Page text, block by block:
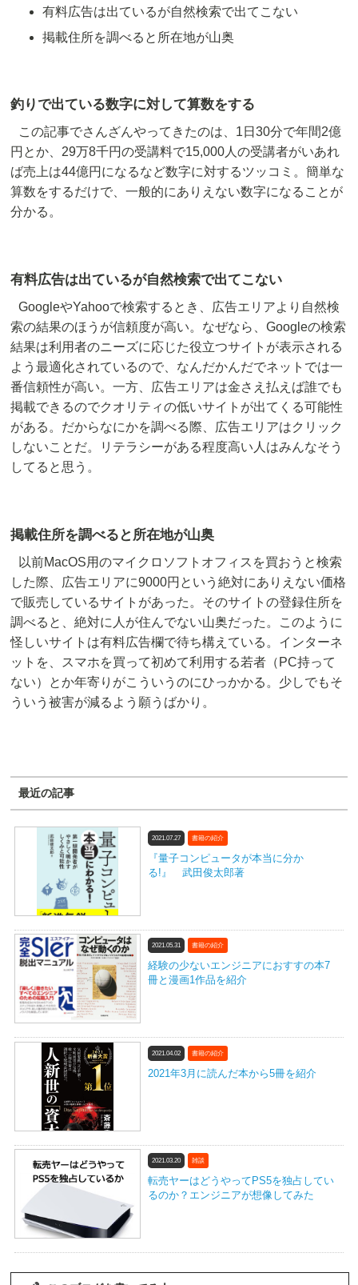
有料広告は出ているが自然検索で出てこない
掲載住所を調べると所在地が山奥
釣りで出ている数字に対して算数をする
この記事でさんざんやってきたのは、1日30分で年間2億
円とか、29万8千円の受講料で15,000人の受講者がいあれ
ば売上は44億円になるなど数字に対するツッコミ。簡単な
算数をするだけで、一般的にありえない数字になることが
分かる。
有料広告は出ているが自然検索で出てこない
GoogleやYahooで検索するとき、広告エリアより自然検
索の結果のほうが信頼度が高い。なぜなら、Googleの検索
結果は利用者のニーズに応じた役立つサイトが表示される
よう最適化されているので、なんだかんだでネットでは一
番信頼性が高い。一方、広告エリアは金さえ払えば誰でも
掲載できるのでクオリティの低いサイトが出てくる可能性
がある。だからなにかを調べる際、広告エリアはクリック
しないことだ。リテラシーがある程度高い人はみんなそう
してると思う。
掲載住所を調べると所在地が山奥
以前MacOS用のマイクロソフトオフィスを買おうと検索
した際、広告エリアに9000円という絶対にありえない価格
で販売しているサイトがあった。そのサイトの登録住所を
調べると、絶対に人が住んでない山奥だった。このように
怪しいサイトは有料広告欄で待ち構えている。インターネ
ットを、スマホを買って初めて利用する若者（PC持って
ない）とか年寄りがこういうのにひっかかる。少しでもそ
ういう被害が減るよう願うばかり。
最近の記事
2021.07.27 書籍の紹介
『量子コンピュータが本当に分か
る!』 武田俊太郎著
2021.05.31 書籍の紹介
経験の少ないエンジニアにおすすの本7
冊と漫画1作品を紹介
2021.04.02 書籍の紹介
2021年3月に読んだ本から5冊を紹介
2021.03.20 雑談
転売ヤーはどうやってPS5を独占してい
るのか？エンジニアが想像してみた